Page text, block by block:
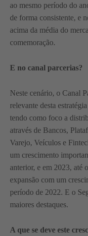
ao mesmo período do
de forma consistente, e
acima da média do
comemoração.
E no canal parcerias?
Neste cenário, o Canal
relevante desta
tendo como foco a
através de Bancos,
Varejo, Veículos e
um crescimento
anterior, e em 2023, até
expansão com um
período de 2022. E o
maiores destaques.
A que se deve este